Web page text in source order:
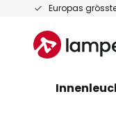
Europas
Zum
springen